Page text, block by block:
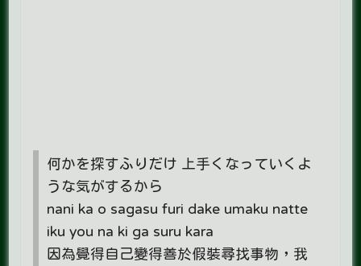
何かを探すふりだけ 上手くなっていくよ
うな気がするから
nani ka o sagasu furi dake umaku natte
iku you na ki ga suru kara
因為覺得自己變得善於假裝尋找事物，我